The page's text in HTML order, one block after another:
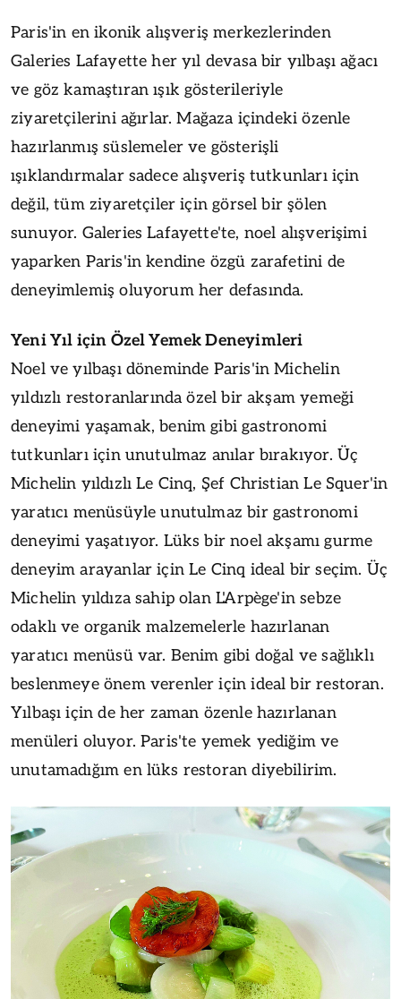
Paris'in en ikonik alışveriş merkezlerinden
Galeries Lafayette her yıl devasa bir yılbaşı ağacı
ve göz kamaştıran ışık gösterileriyle
ziyaretçilerini ağırlar. Mağaza içindeki özenle
hazırlanmış süslemeler ve gösterişli
ışıklandırmalar sadece alışveriş tutkunları için
değil, tüm ziyaretçiler için görsel bir şölen
sunuyor. Galeries Lafayette'te, noel alışverişimi
yaparken Paris'in kendine özgü zarafetini de
deneyimlemiş oluyorum her defasında.
Yeni Yıl için Özel Yemek Deneyimleri
Noel ve yılbaşı döneminde Paris'in Michelin
yıldızlı restoranlarında özel bir akşam yemeği
deneyimi yaşamak, benim gibi gastronomi
tutkunları için unutulmaz anılar bırakıyor. Üç
Michelin yıldızlı Le Cinq, Şef Christian Le Squer'in
yaratıcı menüsüyle unutulmaz bir gastronomi
deneyimi yaşatıyor. Lüks bir noel akşamı gurme
deneyim arayanlar için Le Cinq ideal bir seçim. Üç
Michelin yıldıza sahip olan L'Arpège'in sebze
odaklı ve organik malzemelerle hazırlanan
yaratıcı menüsü var. Benim gibi doğal ve sağlıklı
beslenmeye önem verenler için ideal bir restoran.
Yılbaşı için de her zaman özenle hazırlanan
menüleri oluyor. Paris'te yemek yediğim ve
unutamadığım en lüks restoran diyebilirim.